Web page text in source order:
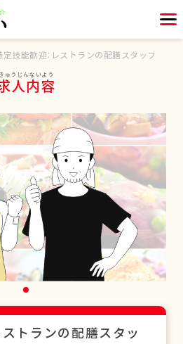
定技能歓迎：レストランの配膳スタッフ
人内容
トランの配膳スタッ